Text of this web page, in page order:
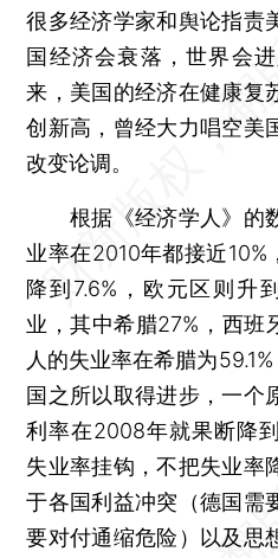
很多经济学家和舆论指责
国经济会衰落，世界会
来，美国的经济在健康复
创新高，曾经大力唱空美
改变论调。
根据《经济学人》的
业率在2010年都接近
降到7.6%，欧元区则升
业，其中希腊27%，西班
人的失业率在希腊为
国之所以取得进步，一个
利率在2008年就果断降
失业率挂钩，不把失业率
于各国利益冲突（德国需
要对付通缩危险）以及思